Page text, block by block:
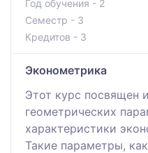
Год обучения - 2
Семестр - 3
Кредитов - 3
Эконометрика
Этот курс посвящен
геометрических
характеристики
Такие параметры,